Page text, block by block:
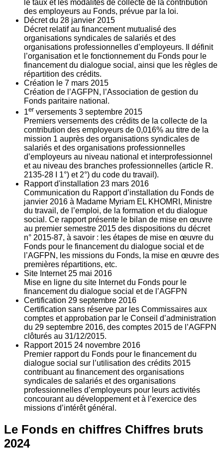
le taux et les modalités de collecte de la contribution
des employeurs au Fonds, prévue par la loi.
Décret du 28 janvier 2015
Décret relatif au financement mutualisé des
organisations syndicales de salariés et des
organisations professionnelles d’employeurs. Il définit
l’organisation et le fonctionnement du Fonds pour le
financement du dialogue social, ainsi que les règles de
répartition des crédits.
Création le 7 mars 2015
Création de l’AGFPN, l’Association de gestion du
Fonds paritaire national.
1er versements 3 septembre 2015
Premiers versements des crédits de la collecte de la
contribution des employeurs de 0,016% au titre de la
mission 1 auprès des organisations syndicales de
salariés et des organisations professionnelles
d’employeurs au niveau national et interprofessionnel
et au niveau des branches professionnelles (article R.
2135‐28 I 1°) et 2°) du code du travail).
Rapport d'installation 23 mars 2016
Communication du Rapport d’installation du Fonds de
janvier 2016 à Madame Myriam EL KHOMRI, Ministre
du travail, de l’emploi, de la formation et du dialogue
social. Ce rapport présente le bilan de mise en œuvre
au premier semestre 2015 des dispositions du décret
n° 2015-87, à savoir : les étapes de mise en œuvre du
Fonds pour le financement du dialogue social et de
l’AGFPN, les missions du Fonds, la mise en œuvre des
premières répartitions, etc.
Site Internet 25 mai 2016
Mise en ligne du site Internet du Fonds pour le
financement du dialogue social et de l’AGFPN
Certification 29 septembre 2016
Certification sans réserve par les Commissaires aux
comptes et approbation par le Conseil d’administration
du 29 septembre 2016, des comptes 2015 de l’AGFPN
clôturés au 31/12/2015.
Rapport 2015 24 novembre 2016
Premier rapport du Fonds pour le financement du
dialogue social sur l’utilisation des crédits 2015
contribuant au financement des organisations
syndicales de salariés et des organisations
professionnelles d’employeurs pour leurs activités
concourant au développement et à l’exercice des
missions d’intérêt général.
Le Fonds en chiffres Chiffres bruts
2024